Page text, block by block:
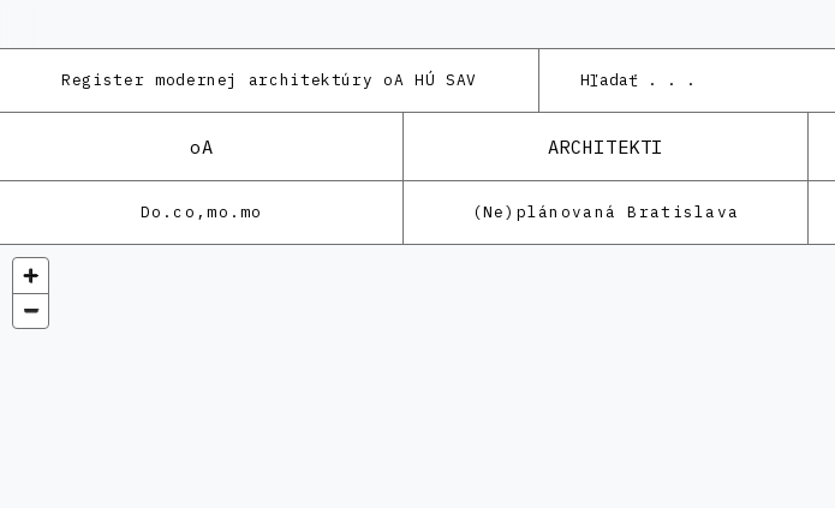
Register modernej architektúry oA HÚ SAV
oA ARCHITEKTI
Do.co,mo.mo (Ne)plánovaná Bratislava